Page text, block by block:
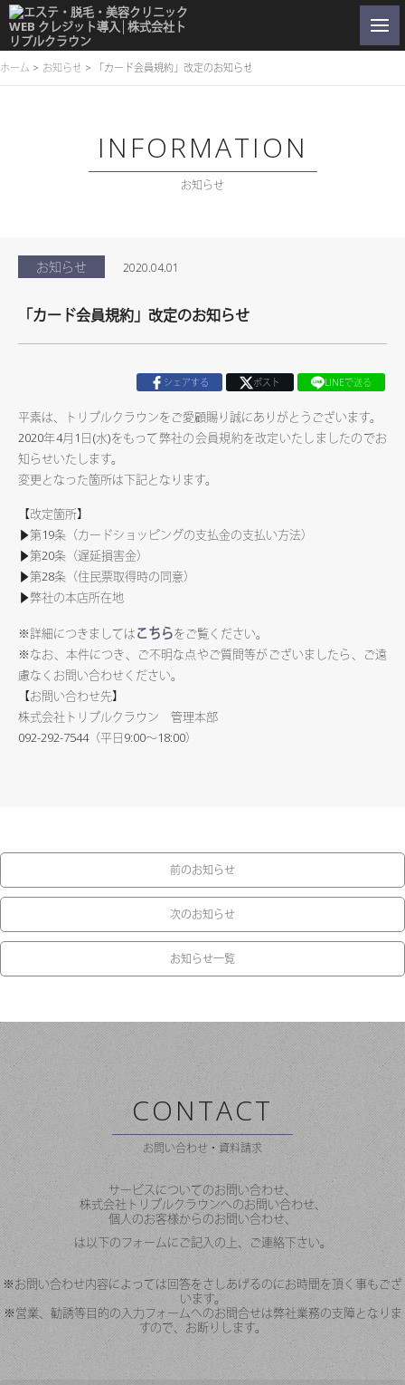
ホーム お知らせ 「カード会員規約」改定のお知らせ
INFORMATION
お知らせ
お知らせ 2020.04.01
「カード会員規約」改定のお知らせ
シェアする ポスト LINEで送る
平素は、トリプルクラウンをご愛顧賜り誠にありがとうございます。
2020年4月1日(水)をもって弊社の会員規約を改定いたしましたのでお
知らせいたします。
変更となった箇所は下記となります。
【改定箇所】
▶第19条（カードショッピングの支払金の支払い方法）
▶第20条（遅延損害金）
▶第28条（住民票取得時の同意）
▶弊社の本店所在地
※詳細につきましてはこちらをご覧ください。
※なお、本件につき、ご不明な点やご質問等がございましたら、ご遠
慮なくお問い合わせください。
【お問い合わせ先】
株式会社トリプルクラウン 管理本部
092-292-7544（平日9:00～18:00）
前のお知らせ
次のお知らせ
お知らせ一覧
CONTACT
お問い合わせ・資料請求
サービスについてのお問い合わせ、
株式会社トリプルクラウンへのお問い合わせ、
個人のお客様からのお問い合わせ、
は以下のフォームにご記入の上、ご連絡下さい。
※お問い合わせ内容によっては回答をさしあげるのにお時間を頂く事もござ
います。
※営業、勧誘等目的の入力フォームへのお問合せは弊社業務の支障となりま
すので、お断りします。